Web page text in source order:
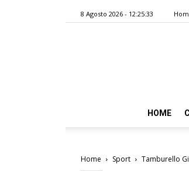
8 Agosto 2026 - 12:25:33
HOME
Home Sport Tamburello